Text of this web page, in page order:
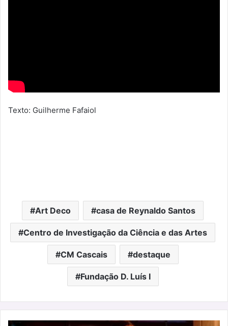
Texto: Guilherme Fafaiol
Art Deco casa de Reynaldo Santos
Centro de Investigação da Ciência e das Artes
CM Cascais destaque
Fundação D. Luís I